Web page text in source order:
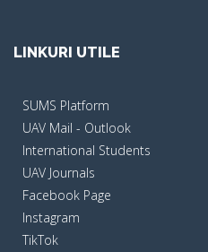
LINKURI UTILE
SUMS Platform
UAV Mail - Outlook
International Students
UAV Journals
Facebook Page
Instagram
TikTok